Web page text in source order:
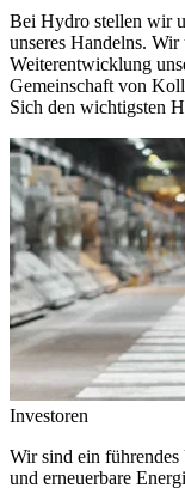
Bei Hydro stellen wir
unseres Handelns.
Weiterentwicklung
Gemeinschaft von
Sich den wichtigsten
Investoren
Wir sind ein
und erneuerbare